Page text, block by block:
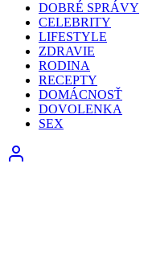
DOBRÉ SPRÁVY
CELEBRITY
LIFESTYLE
ZDRAVIE
RODINA
RECEPTY
DOMÁCNOSŤ
DOVOLENKA
SEX